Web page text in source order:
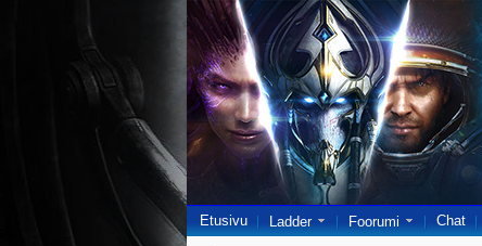
Etusivu Ladder Foorumi Chat